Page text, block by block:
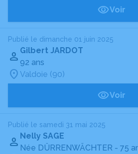
Voir
Publié le dimanche 01 juin 2025
Gilbert JARDOT
92 ans
Valdoie (90)
Voir
Publié le samedi 31 mai 2025
Nelly SAGE
Née DÜRRENWÄCHTER - 75